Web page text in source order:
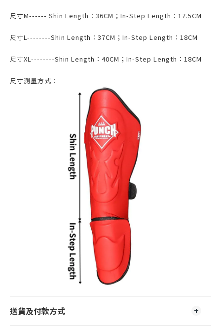
尺寸M------ Shin Length：36CM；In-Step Length：17.5CM
尺寸L--------Shin Length：37CM；In-Step Length：18CM
尺寸XL--------Shin Length：40CM；In-Step Length：18CM
尺寸測量方式：
送貨及付款方式